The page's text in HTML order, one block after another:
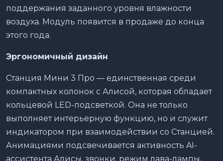
поддержания заданного уровня влажности
воздуха. Модуль появится в продаже до конца
этого года.
Эргономичный дизайн
Станция Мини 3 Про — единственная среди
компактных колонок с Алисой, которая обладает
кольцевой LED-подсветкой. Она не только
выполняет интерьерную функцию, но и служит
индикатором при взаимодействии со Станцией.
Анимациями подсвечивается активность AI-
ассистента Алисы, звонки, режим лава-лампы,